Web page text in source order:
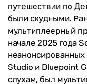
путешествии по
были скудными.
мультиплеерный
начале 2025 года
Studio и Bluepoint
слухам, был